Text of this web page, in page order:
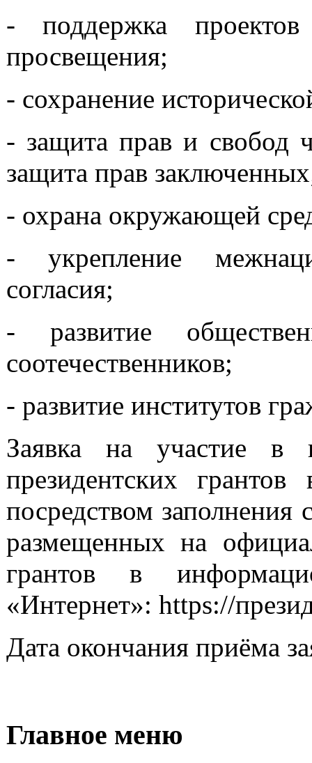
- поддержка
просвещения;
- сохранение
- защита прав и свобод
защита прав
- охрана окружающей
- укрепление
согласия;
- развитие
соотечественников;
- развитие институтов
Заявка на участие в
президентских
посредством
размещенных на
грантов в
«Интернет»: https://
Дата окончания приёма
Главное меню